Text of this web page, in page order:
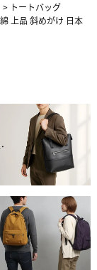
> トートバッグ
上品 斜めがけ 日本